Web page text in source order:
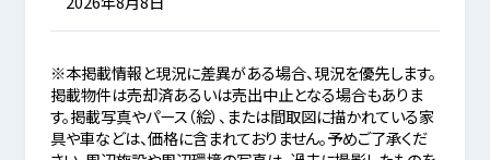
※本掲載情報と現況に差異がある場合、現況を優先します。
掲載物件は売却済あるいは売出中止となる場合もありま
す。掲載写真やパース（絵）、または間取図に描かれている家
具や車などは、価格に含まれておりません。予めご了承くだ